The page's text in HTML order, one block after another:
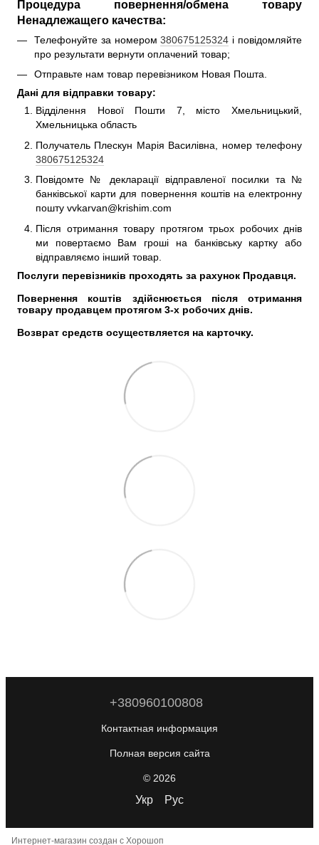
Процедура повернення/обмена товару
Ненадлежащего качества:
Телефонуйте за номером380675125324 і повідомляйте
про результати вернути оплачений товар;
Отправьте нам товар перевізником Новая Пошта.
Дані для відправки товару:
Відділення Нової Пошти 7, місто Хмельницький,
Хмельницька область
Получатель Плескун Марія Василівна, номер телефону
380675125324
Повідомте № декларації відправленої посилки та №
банківської карти для повернення коштів на електронну
пошту vvkarvan@krishim.com
Після отримання товару протягом трьох робочих днів
ми повертаємо Вам гроші на банківську картку або
відправляємо інший товар.
Послуги перевізників проходять за рахунок Продавця.
Повернення коштів здійснюється після отримання
товару продавцем протягом 3-х робочих днів.
Возврат средств осуществляется на карточку.
+380960100808
Контактная информация
Полная версия сайта
© 2026
Укр Рус
Интернет-магазин создан с Хорошоп